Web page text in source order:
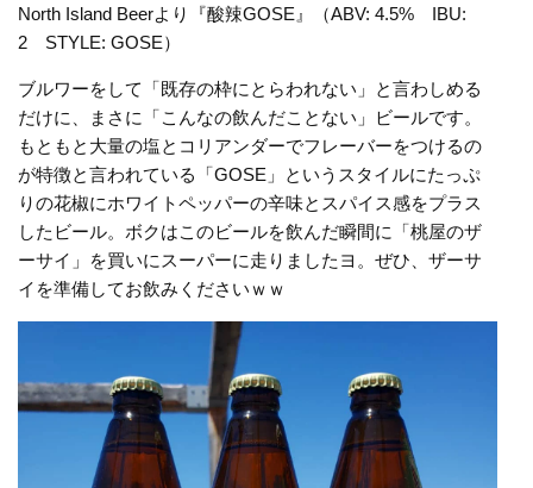
North Island Beerより『酸辣GOSE』（ABV: 4.5% IBU:
2 STYLE: GOSE）
ブルワーをして「既存の枠にとらわれない」と言わしめる
だけに、まさに「こんなの飲んだことない」ビールです。
もともと大量の塩とコリアンダーでフレーバーをつけるの
が特徴と言われている「GOSE」というスタイルにたっぷ
りの花椒にホワイトペッパーの辛味とスパイス感をプラス
したビール。ボクはこのビールを飲んだ瞬間に「桃屋のザ
ーサイ」を買いにスーパーに走りましたヨ。ぜひ、ザーサ
イを準備してお飲みくださいｗｗ